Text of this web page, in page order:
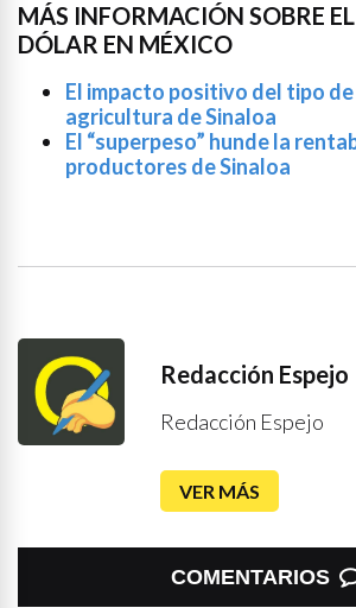
MÁS INFORMACIÓN SOBRE
DÓLAR EN MÉXICO
El impacto positivo del tipo de
agricultura de Sinaloa
El “superpeso” hunde la
productores de Sinaloa
Redacción Espejo
Redacción Espejo
VER MÁS
COMENTARIOS